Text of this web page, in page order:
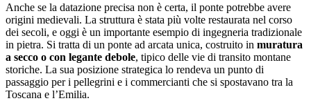
Anche se la datazione precisa non è certa, il ponte potrebbe avere
origini medievali. La struttura è stata più volte restaurata nel corso
dei secoli, e oggi è un importante esempio di ingegneria tradizionale
in pietra. Si tratta di un ponte ad arcata unica, costruito in muratura
a secco o con legante debole, tipico delle vie di transito montane
storiche. La sua posizione strategica lo rendeva un punto di
passaggio per i pellegrini e i commercianti che si spostavano tra la
Toscana e l’Emilia.